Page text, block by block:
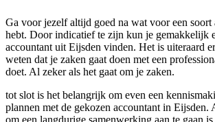
Ga voor jezelf altijd goed na wat voor een soort
hebt. Door indicatief te zijn kun je gemakkelijk
accountant uit Eijsden vinden. Het is uiteraard
weten dat je zaken gaat doen met een
doet. Al zeker als het gaat om je zaken.
tot slot is het belangrijk om even een
plannen met de gekozen accountant in Eijsden.
om een langdurige samenwerking aan te gaan